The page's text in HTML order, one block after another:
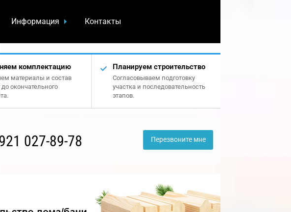
Информация Контакты
комплектацию
материалы и состав
до окончательного
Планируем строительство
Согласовываем подготовку
участка и последовательность
этапов.
027-89-78 Перезвоните мне